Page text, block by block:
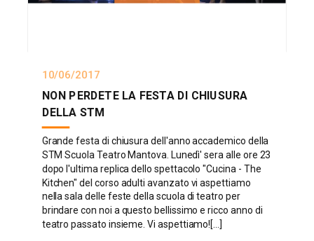
10/06/2017
NON PERDETE LA FESTA DI CHIUSURA
DELLA STM
Grande festa di chiusura dell'anno accademico della
STM Scuola Teatro Mantova. Lunedì' sera alle ore 23
dopo l'ultima replica dello spettacolo "Cucina - The
Kitchen" del corso adulti avanzato vi aspettiamo
nella sala delle feste della scuola di teatro per
brindare con noi a questo bellissimo e ricco anno di
teatro passato insieme. Vi aspettiamo![...]